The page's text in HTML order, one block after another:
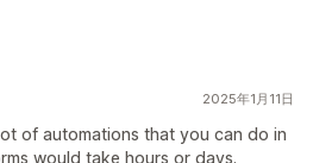
2025年1月11日
of automations that you can do in
would take hours or days.